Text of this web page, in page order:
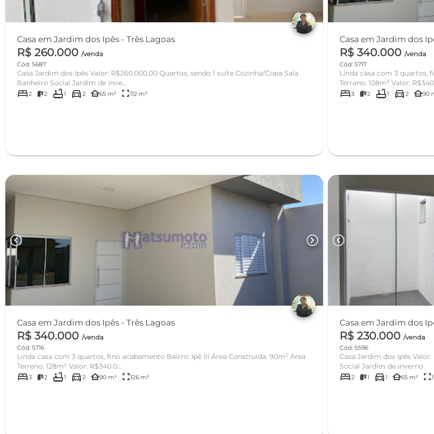
Casa em Jardim dos Ipês - Três Lagoas
R$ 260.000 /venda
Cód: 5687
Casa Jardim dos Ipês Valor: R$260.000,00 Quartos, sendo 1 suíte Cozinha/Copa Sala
Banheiro Social Jardim de inve...
bed2 2 bathtub1 directions_car 2 other_houses65 m² fullscreen112 m²
R$ 340.000/venda
Cód: 5717
Linda casa com 3 quartos, fino acabamento Bairro:
Terreno: 128m² Valor:
bed3 2 bathtub1 directions_car 2 other_houses90
chevron_left chevron_right
Casa em Jardim dos Ipês - Três Lagoas
R$ 340.000 /venda
Cód: 5716
Linda casa com 3 quartos, fino acabamento Bairro: Ipê III Área Construída: 90m² Área
Terreno: 128m² Valor: R$340.0...
bed3 2 bathtub1 directions_car 2 other_houses90 m² fullscreen126 m²
chevron_left
R$ 230.000/venda
Cód: 5596
Casa Jardim dos Ipês Valor: R$230.000,00 2 Quartos Cozinha/Copa Sala Banheiro
Social Jardim de inverno
bed2 1 directions_car 1 other_houses65 m² fullscreen